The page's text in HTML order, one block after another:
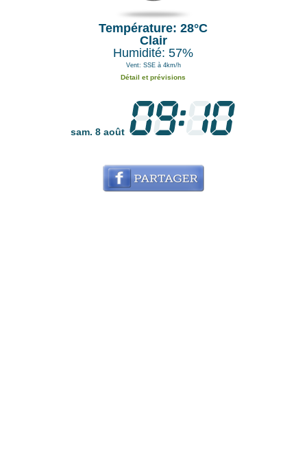
Température: 28°C
Clair
Humidité: 57%
Vent: SSE à 4km/h
Détail et prévisions
sam. 8 août